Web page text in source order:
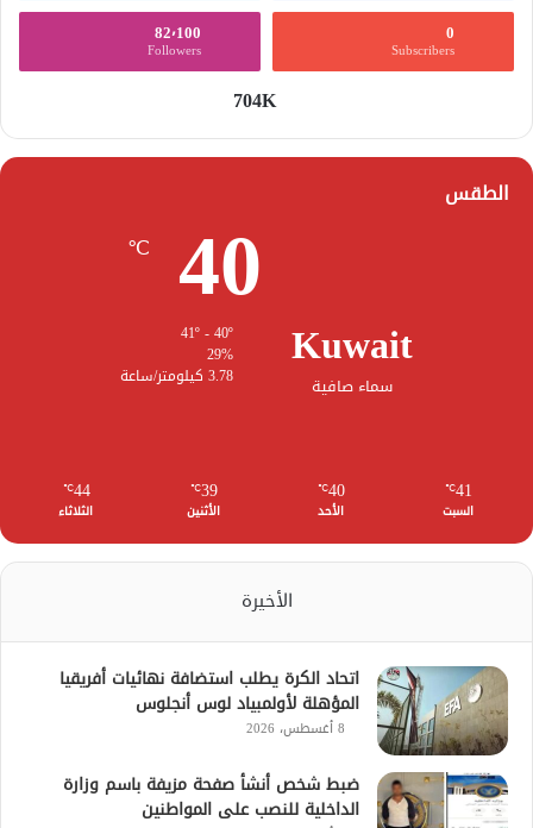
0
Subscribers
82٬100
Followers
704K
الطقس
Kuwait
سماء صافية
40
℃
29%
3.78 كيلومتر/ساعة
41
℃
السبت
40
℃
الأحد
39
℃
الأثنين
44
℃
الثلاثاء
الأخيرة
اتحاد الكرة يطلب استضافة نهائيات أفريقيا
المؤهلة لأولمبياد لوس أنجلوس
8 أغسطس، 2026
ضبط شخص أنشأ صفحة مزيفة باسم وزارة
الداخلية للنصب على المواطنين